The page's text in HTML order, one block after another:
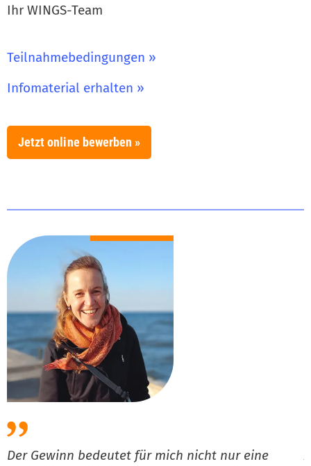
Ihr WINGS-Team
Teilnahmebedingungen »
Infomaterial erhalten »
Jetzt online bewerben »
Der Gewinn bedeutet für mich nicht nur eine